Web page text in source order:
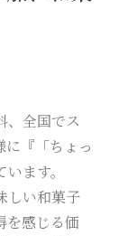
、全国でス
『「ちょっ
ます。
しい和菓子
を感じる価